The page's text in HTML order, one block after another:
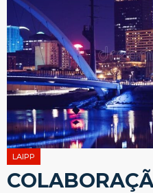
LAIPP